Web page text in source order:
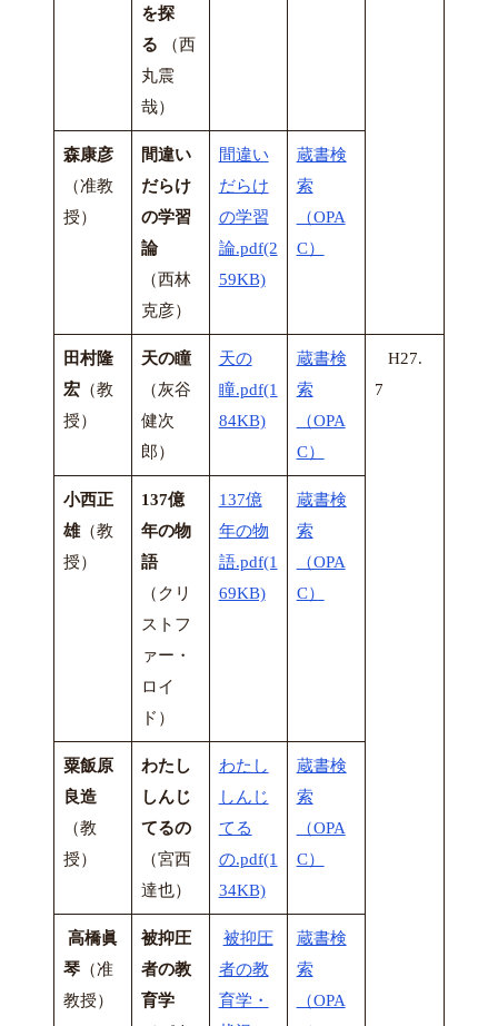
を探
る
（西
丸震
哉）
森康彦
（准教
授）
間違い
だらけ
の学習
論
（西林
克彦）
間違い
だらけ
の学習
論.pdf(2
59KB)
蔵書検
索
（OPA
C）
田村隆
宏（教
授）
天の瞳
（灰谷
健次
郎）
天の
瞳.pdf(1
84KB)
蔵書検
索
（OPA
C）
H27.
7
小西正
雄（教
授）
137億
年の物
語
（クリ
ストフ
ァー・
ロイ
ド）
137億
年の物
語.pdf(1
69KB)
蔵書検
索
（OPA
C）
粟飯原
良造
（教
授）
わたし
しんじ
てるの
（宮西
達也）
わたし
しんじ
てる
の.pdf(1
34KB)
蔵書検
索
（OPA
C）
高橋眞
琴（准
教授）
被抑圧
者の教
育学
被抑圧
者の教
育学・
蔵書検
索
（OPA